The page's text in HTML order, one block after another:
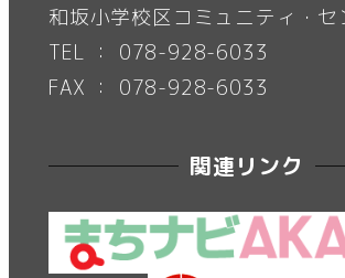
和坂小学校区コミュニティ・セ
TEL ： 078-928-6033
FAX ： 078-928-6033
関連リンク